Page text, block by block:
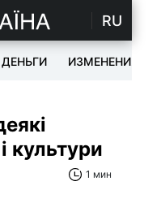
RU
ДЕНЬГИ ИЗМЕНЕНИЯ
культури
1 мин